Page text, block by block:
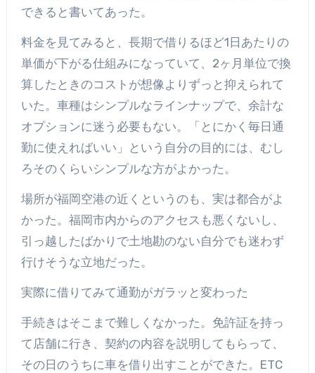
できると書いてあった。
料金を見てみると、長期で借りるほど1日あたりの
単価が下がる仕組みになっていて、2ヶ月単位で換
算したときのコストが想像よりずっと抑えられて
いた。車種はシンプルなラインナップで、余計な
オプションに迷う必要もない。「とにかく毎日通
勤に使えればいい」という自分の目的には、むし
ろそのくらいシンプルな方がよかった。
場所が福岡空港の近くというのも、実は都合がよ
かった。福岡市内からのアクセスも悪くないし、
引っ越したばかりで土地勘のない自分でも迷わず
行けそうな立地だった。
実際に借りてみて通勤がガラッと変わった
手続きはそこまで難しくなかった。免許証を持っ
て店舗に行き、契約の内容を説明してもらって、
その日のうちに車を借り出すことができた。ETC